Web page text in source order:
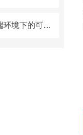
高压无线核相器在极端环境下的可靠性和稳定性表现